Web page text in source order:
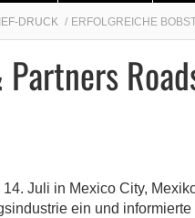
DRUCK ERFOLGREICHE
Juli in Mexico City,
ein und informierte